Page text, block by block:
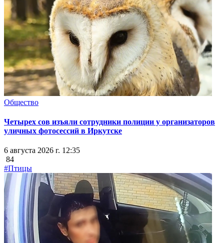
Общество
Четырех сов изъяли сотрудники полиции у организаторов
уличных фотосессий в Иркутске
6 августа 2026 г. 12:35
84
#Птицы